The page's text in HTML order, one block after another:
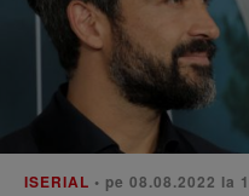
ISERIAL • pe 08.08.2022 la